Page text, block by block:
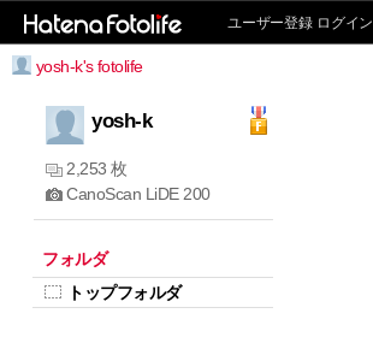
ユーザー登録 ログイン
yosh-k's fotolife
yosh-k
2,253 枚
CanoScan LiDE 200
フォルダ
トップフォルダ